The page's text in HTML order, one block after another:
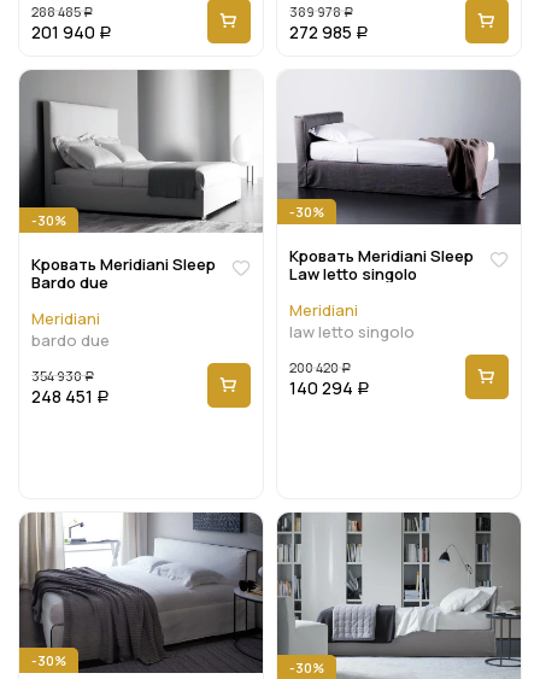
288 485 Р
201 940 Р
389 978 Р
272 985 Р
-30%
Кровать Meridiani Sleep
Bardo due
Meridiani
bardo due
354 930 Р
248 451 Р
-30%
Кровать Meridiani Sleep
Law letto singolo
Meridiani
law letto singolo
200 420 Р
140 294 Р
-30% -30%